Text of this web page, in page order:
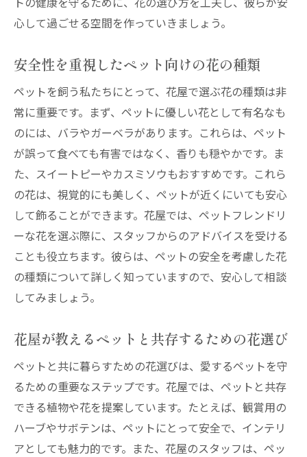
心して過ごせる空間を作っていきましょう。
安全性を重視したペット向けの花の種類
ペットを飼う私たちにとって、花屋で選ぶ花の種類は非
常に重要です。まず、ペットに優しい花として有名なも
のには、バラやガーベラがあります。これらは、ペット
が誤って食べても有害ではなく、香りも穏やかです。ま
た、スイートピーやカスミソウもおすすめです。これら
の花は、視覚的にも美しく、ペットが近くにいても安心
して飾ることができます。花屋では、ペットフレンドリ
ーな花を選ぶ際に、スタッフからのアドバイスを受ける
ことも役立ちます。彼らは、ペットの安全を考慮した花
の種類について詳しく知っていますので、安心して相談
してみましょう。
花屋が教えるペットと共存するための花選び
ペットと共に暮らすための花選びは、愛するペットを守
るための重要なステップです。花屋では、ペットと共存
できる植物や花を提案しています。たとえば、観賞用の
ハーブやサボテンは、ペットにとって安全で、インテリ
アとしても魅力的です。また、花屋のスタッフは、ペッ